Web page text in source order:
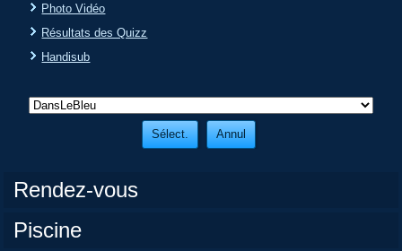
Photo Vidéo
Résultats des Quizz
Handisub
Rendez-vous
Piscine